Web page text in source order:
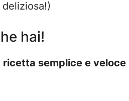
hai!
ricetta semplice e veloce